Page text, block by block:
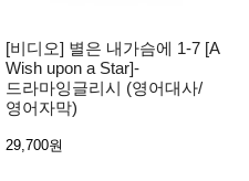
[비디오] 별은 내가슴에 1-7 [A
Wish upon a Star]-
드라마잉글리시 (영어대사/
영어자막)
29,700원